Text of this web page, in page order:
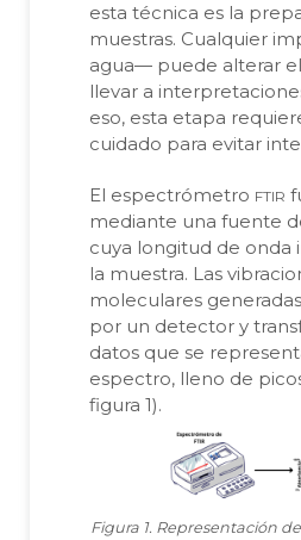
esta técnica es la
muestras. Cualquier
agua— puede alterar
llevar a
eso, esta etapa
cuidado para evitar
El espectrómetro ftir
mediante una fuente
cuya longitud de onda
la muestra. Las
moleculares
por un detector y
datos que se
espectro, lleno de
figura 1).
Figura 1. Representación